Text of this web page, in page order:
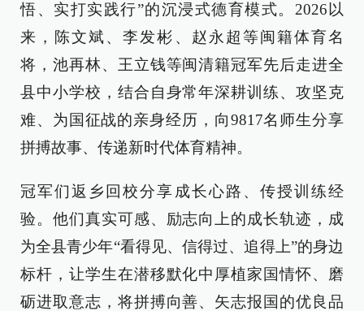
悟、实打实践行”的沉浸式德育模式。2026以
来，陈文斌、李发彬、赵永超等闽籍体育名
将，池再林、王立钱等闽清籍冠军先后走进全
县中小学校，结合自身常年深耕训练、攻坚克
难、为国征战的亲身经历，向9817名师生分享
拼搏故事、传递新时代体育精神。
冠军们返乡回校分享成长心路、传授训练经
验。他们真实可感、励志向上的成长轨迹，成
为全县青少年“看得见、信得过、追得上”的身边
标杆，让学生在潜移默化中厚植家国情怀、磨
砺进取意志，将拼搏向善、矢志报国的优良品